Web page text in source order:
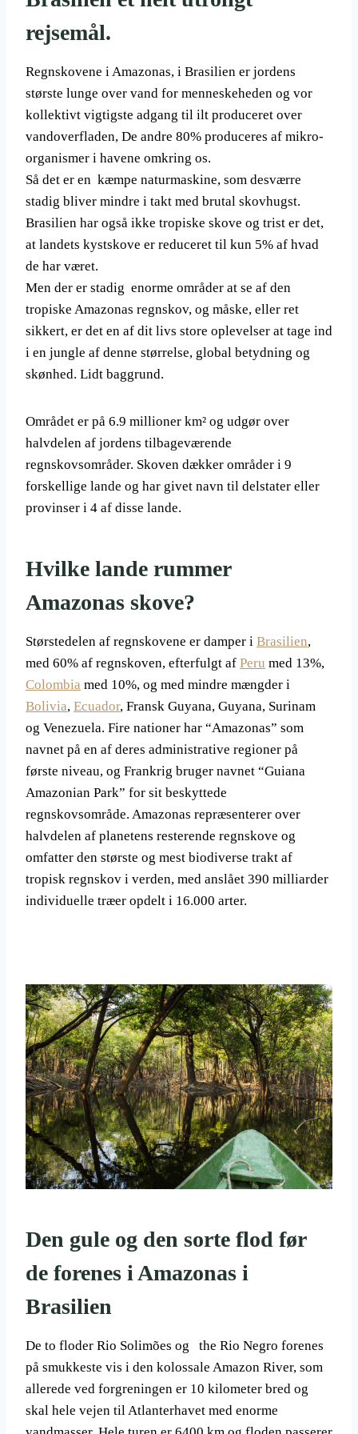
rejsemål.
Regnskovene i Amazonas, i Brasilien er jordens
største lunge over vand for menneskeheden og vor
kollektivt vigtigste adgang til ilt produceret over
vandoverfladen, De andre 80% produceres af mikro-
organismer i havene omkring os.
Så det er en kæmpe naturmaskine, som desværre
stadig bliver mindre i takt med brutal skovhugst.
Brasilien har også ikke tropiske skove og trist er det,
at landets kystskove er reduceret til kun 5% af hvad
de har været.
Men der er stadig enorme områder at se af den
tropiske Amazonas regnskov, og måske, eller ret
sikkert, er det en af dit livs store oplevelser at tage ind
i en jungle af denne størrelse, global betydning og
skønhed. Lidt baggrund.
Området er på 6.9 millioner km² og udgør over
halvdelen af jordens tilbageværende
regnskovsområder. Skoven dækker områder i 9
forskellige lande og har givet navn til delstater eller
provinser i 4 af disse lande.
Hvilke lande rummer
Amazonas skove?
Størstedelen af ​​regnskovene er damper i Brasilien,
med 60% af regnskoven, efterfulgt af Peru med 13%,
Colombia med 10%, og med mindre mængder i
Bolivia, Ecuador, Fransk Guyana, Guyana, Surinam
og Venezuela. Fire nationer har “Amazonas” som
navnet på en af ​​deres administrative regioner på
første niveau, og Frankrig bruger navnet “Guiana
Amazonian Park” for sit beskyttede
regnskovsområde. Amazonas repræsenterer over
halvdelen af ​​planetens resterende regnskove og
omfatter den største og mest biodiverse trakt af
tropisk regnskov i verden, med anslået 390 milliarder
individuelle træer opdelt i 16.000 arter.
Den gule og den sorte flod før
de forenes i Amazonas i
Brasilien
De to floder Rio Solimões og the Rio Negro forenes
på smukkeste vis i den kolossale Amazon River, som
allerede ved forgreningen er 10 kilometer bred og
skal hele vejen til Atlanterhavet med enorme